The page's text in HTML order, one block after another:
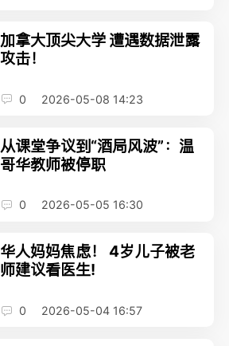
加拿大顶尖大学 遭遇数据泄露
攻击！
0 2026-05-08 14:23
从课堂争议到“酒局风波”：温
哥华教师被停职
0 2026-05-05 16:30
华人妈妈焦虑！ 4岁儿子被老
师建议看医生!
0 2026-05-04 16:57